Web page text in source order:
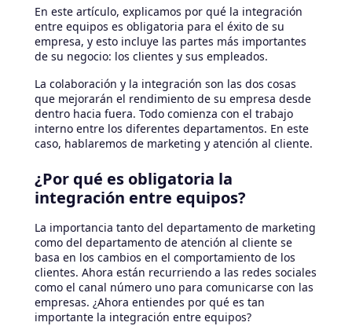
En este artículo, explicamos por qué la integración
entre equipos es obligatoria para el éxito de su
empresa, y esto incluye las partes más importantes
de su negocio: los clientes y sus empleados.
La colaboración y la integración son las dos cosas
que mejorarán el rendimiento de su empresa desde
dentro hacia fuera. Todo comienza con el trabajo
interno entre los diferentes departamentos. En este
caso, hablaremos de marketing y atención al cliente.
¿Por qué es obligatoria la
integración entre equipos?
La importancia tanto del departamento de marketing
como del departamento de atención al cliente se
basa en los cambios en el comportamiento de los
clientes. Ahora están recurriendo a las redes sociales
como el canal número uno para comunicarse con las
empresas. ¿Ahora entiendes por qué es tan
importante la integración entre equipos?